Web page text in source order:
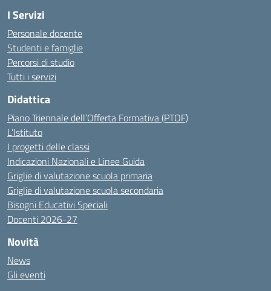
I Servizi
Personale docente
Studenti e famiglie
Percorsi di studio
Tutti i servizi
Didattica
Piano Triennale dell’Offerta Formativa (PTOF)
L’Istituto
I progetti delle classi
Indicazioni Nazionali e Linee Guida
Griglie di valutazione scuola primaria
Griglie di valutazione scuola secondaria
Bisogni Educativi Speciali
Docenti 2026-27
Novità
News
Gli eventi